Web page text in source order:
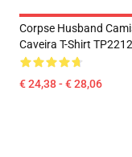
Corpse Husband
Caveira T-Shirt TP2212
€ 24,38 - € 28,06